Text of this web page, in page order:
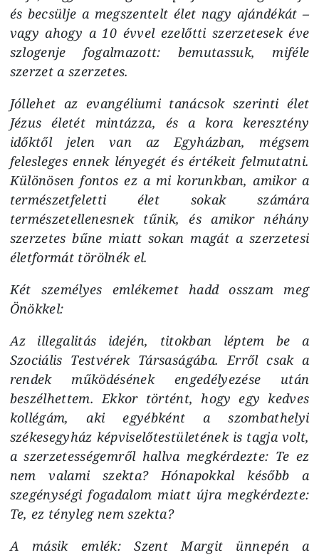
és becsülje a megszentelt élet nagy ajándékát –
vagy ahogy a 10 évvel ezelőtti szerzetesek éve
szlogenje fogalmazott: bemutassuk, miféle
szerzet a szerzetes.
Jóllehet az evangéliumi tanácsok szerinti élet
Jézus életét mintázza, és a kora keresztény
időktől jelen van az Egyházban, mégsem
felesleges ennek lényegét és értékeit felmutatni.
Különösen fontos ez a mi korunkban, amikor a
természetfeletti élet sokak számára
természetellenesnek tűnik, és amikor néhány
szerzetes bűne miatt sokan magát a szerzetesi
életformát törölnék el.
Két személyes emlékemet hadd osszam meg
Önökkel:
Az illegalitás idején, titokban léptem be a
Szociális Testvérek Társaságába. Erről csak a
rendek működésének engedélyezése után
beszélhettem. Ekkor történt, hogy egy kedves
kollégám, aki egyébként a szombathelyi
székesegyház képviselőtestületének is tagja volt,
a szerzetességemről hallva megkérdezte: Te ez
nem valami szekta? Hónapokkal később a
szegénységi fogadalom miatt újra megkérdezte:
Te, ez tényleg nem szekta?
A másik emlék: Szent Margit ünnepén a